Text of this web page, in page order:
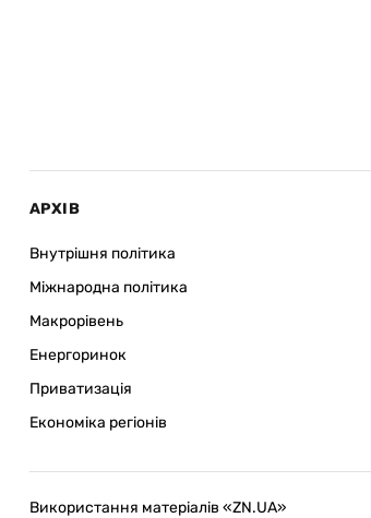
АРХІВ
Внутрішня політика
Міжнародна політика
Макрорівень
Енергоринок
Приватизація
Економіка регіонів
Використання матеріалів «ZN.UA»